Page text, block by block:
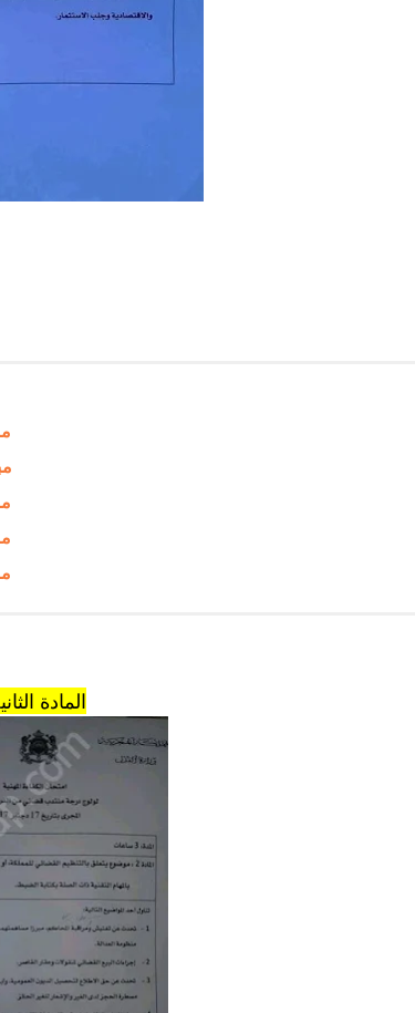
المادة